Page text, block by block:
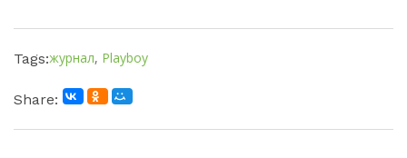
Tags:журнал, Playboy
Share: